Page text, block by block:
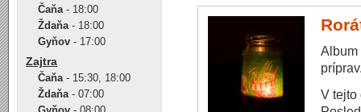
Album
V tejto
Čaňa- 18:00
Ždaňa- 18:00
Gyňov - 17:00
Zajtra
Čaňa- 15:30, 18:00
Ždaňa- 07:00